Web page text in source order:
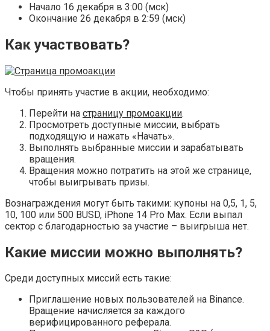
Начало 16 декабря в 3:00 (мск)
Окончание 26 декабря в 2:59 (мск)
Как участвовать?
Чтобы принять участие в акции, необходимо:
Перейти на страницу промоакции.
Просмотреть доступные миссии, выбрать
подходящую и нажать «Начать».
Выполнять выбранные миссии и зарабатывать
вращения.
Вращения можно потратить на этой же странице,
чтобы выигрывать призы.
Вознаграждения могут быть такими: купоны на 0,5, 1, 5,
10, 100 или 500 BUSD, iPhone 14 Pro Max. Если выпал
сектор с благодарностью за участие – выигрыша нет.
Какие миссии можно выполнять?
Среди доступных миссий есть такие:
Приглашение новых пользователей на Binance.
Вращение начисляется за каждого
верифицированного реферала.